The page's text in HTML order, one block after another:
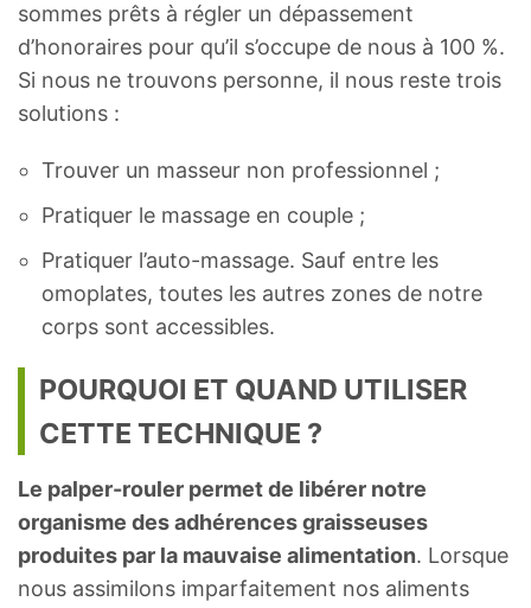
sommes prêts à régler un dépassement
d’honoraires pour qu’il s’occupe de nous à 100 %.
Si nous ne trouvons personne, il nous reste trois
solutions :
Trouver un masseur non professionnel ;
Pratiquer le massage en couple ;
Pratiquer l’auto-massage. Sauf entre les
omoplates, toutes les autres zones de notre
corps sont accessibles.
POURQUOI ET QUAND UTILISER
CETTE TECHNIQUE ?
Le palper-rouler permet de libérer notre
organisme des adhérences graisseuses
produites par la mauvaise alimentation. Lorsque
nous assimilons imparfaitement nos aliments